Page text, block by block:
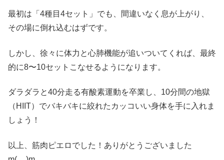
最初は「4種目4セット」でも、間違いなく息が上がり、
その場に倒れ込むはずです。
しかし、徐々に体力と心肺機能が追いついてくれば、最終
的に8〜10セットこなせるようになります。
ダラダラと40分走る有酸素運動を卒業し、10分間の地獄
（HIIT）でバキバキに絞れたカッコいい身体を手に入れま
しょう！
以上、筋肉ピエロでした！ありがとうございました